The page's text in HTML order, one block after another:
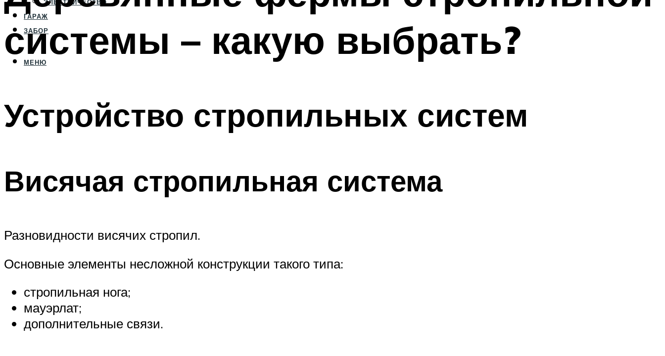
ЭЛЕКТРИЧЕСТВО
ГАРАЖ
ЗАБОР
МЕНЮ
системы – какую выбрать?
Устройство стропильных систем
Висячая стропильная система
Разновидности висячих стропил.
Основные элементы несложной конструкции такого типа:
стропильная нога;
мауэрлат;
дополнительные связи.